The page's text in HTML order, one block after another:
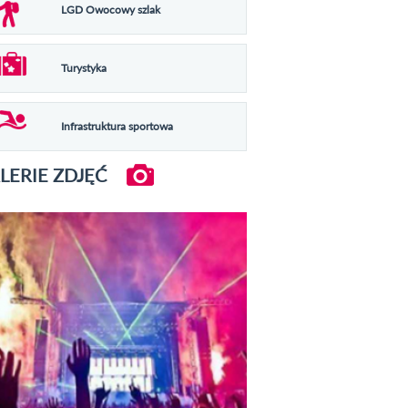
LGD Owocowy szlak
Turystyka
Infrastruktura sportowa
ZDJĘĆ